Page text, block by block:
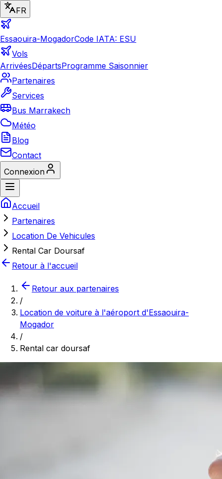
FR
Essaouira-MogadorCode IATA: ESU
Vols
ArrivéesDépartsProgramme Saisonnier
Partenaires
Services
Bus Marrakech
Météo
Blog
Contact
Connexion
Accueil
Partenaires
Location De Vehicules
Rental Car Doursaf
Retour à l'accueil
Retour aux partenaires
/
Location de voiture à l'aéroport d'Essaouira-
Mogador
/
Rental car doursaf